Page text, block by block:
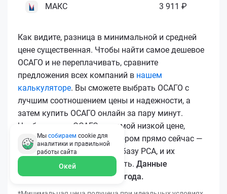
МАКС 3 911 ₽
Как видите, разница в минимальной и средней
цене существенная. Чтобы найти самое дешевое
ОСАГО и не переплачивать, сравните
предложения всех компаний в нашем
калькуляторе. Вы сможете выбрать ОСАГО с
лучшим соотношением цены и надежности, а
затем купить ОСАГО онлайн за пару минут.
Чтобы купить ОСАГО по самой низкой цене,
воспользуйтесь калькулятором прямо сейчас —
все полисы загружаются в базу РСА, и их
подлинность легко проверить. Данные
актуальны для марта 2026 года.
Мы собираем cookie для
аналитики и правильной
работы сайта
Окей